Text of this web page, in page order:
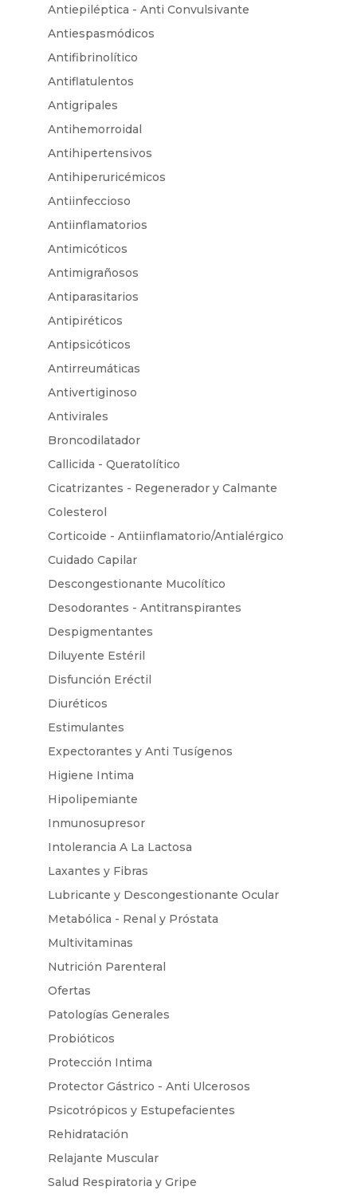
Antiepiléptica - Anti Convulsivante
Antiespasmódicos
Antifibrinolítico
Antiflatulentos
Antigripales
Antihemorroidal
Antihipertensivos
Antihiperuricémicos
Antiinfeccioso
Antiinflamatorios
Antimicóticos
Antimigrañosos
Antiparasitarios
Antipiréticos
Antipsicóticos
Antirreumáticas
Antivertiginoso
Antivirales
Broncodilatador
Callicida - Queratolítico
Cicatrizantes - Regenerador y Calmante
Colesterol
Corticoide - Antiinflamatorio/Antialérgico
Cuidado Capilar
Descongestionante Mucolítico
Desodorantes - Antitranspirantes
Despigmentantes
Diluyente Estéril
Disfunción Eréctil
Diuréticos
Estimulantes
Expectorantes y Anti Tusígenos
Higiene Intima
Hipolipemiante
Inmunosupresor
Intolerancia A La Lactosa
Laxantes y Fibras
Lubricante y Descongestionante Ocular
Metabólica - Renal y Próstata
Multivitaminas
Nutrición Parenteral
Ofertas
Patologías Generales
Probióticos
Protección Intima
Protector Gástrico - Anti Ulcerosos
Psicotrópicos y Estupefacientes
Rehidratación
Relajante Muscular
Salud Respiratoria y Gripe